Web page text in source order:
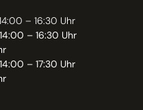
– 16:30 Uhr
– 16:30 Uhr
– 17:30 Uhr